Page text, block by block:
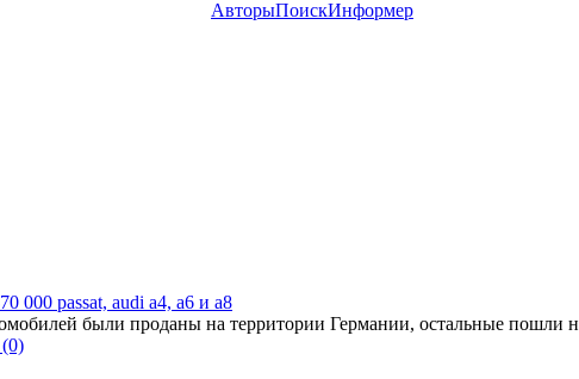
АвторыПоискИнформер
000 passat, audi а4, а6 и а8
были проданы на территории Германии, остальные пошли